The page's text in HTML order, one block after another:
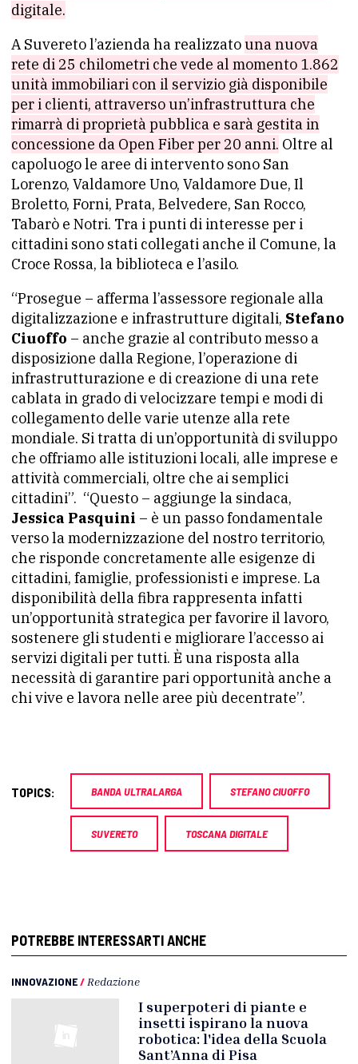
digitale.
A Suvereto l’azienda ha realizzatouna nuova
rete di 25 chilometri che vede al momento 1.862
unità immobiliari con il servizio già disponibile
per i clienti, attraverso un’infrastruttura che
rimarrà di proprietà pubblica e sarà gestita in
concessione da Open Fiber per 20 anni. Oltre al
capoluogo le aree di intervento sono San
Lorenzo, Valdamore Uno, Valdamore Due, Il
Broletto, Forni, Prata, Belvedere, San Rocco,
Tabarò e Notri. Tra i punti di interesse per i
cittadini sono stati collegati anche il Comune, la
Croce Rossa, la biblioteca e l’asilo.
“Prosegue – afferma l’assessore regionale alla
digitalizzazione e infrastrutture digitali, Stefano
Ciuoffo – anche grazie al contributo messo a
disposizione dalla Regione, l’operazione di
infrastrutturazione e di creazione di una rete
cablata in grado di velocizzare tempi e modi di
collegamento delle varie utenze alla rete
mondiale. Si tratta di un’opportunità di sviluppo
che offriamo alle istituzioni locali, alle imprese e
attività commerciali, oltre che ai semplici
cittadini”. “Questo – aggiunge la sindaca,
Jessica Pasquini – è un passo fondamentale
verso la modernizzazione del nostro territorio,
che risponde concretamente alle esigenze di
cittadini, famiglie, professionisti e imprese. La
disponibilità della fibra rappresenta infatti
un’opportunità strategica per favorire il lavoro,
sostenere gli studenti e migliorare l’accesso ai
servizi digitali per tutti. È una risposta alla
necessità di garantire pari opportunità anche a
chi vive e lavora nelle aree più decentrate”.
TOPICS: BANDA ULTRALARGA STEFANO CIUOFFO
SUVERETO TOSCANA DIGITALE
POTREBBE INTERESSARTI ANCHE
INNOVAZIONE/ Redazione
I superpoteri di piante e
insetti ispirano la nuova
robotica: l'idea della Scuola
Sant’Anna di Pisa